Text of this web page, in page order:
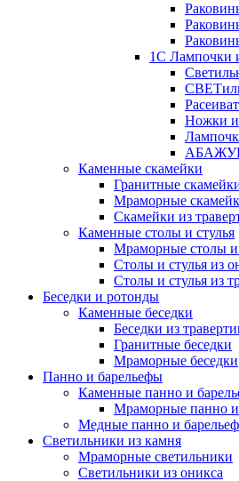
1С Лампочки
Ножки
Каменные скамейки
Гранитные
Мраморные
Скамейки из
Каменные столы и стулья
Мраморные столы и
Столы и стулья из
Столы и стулья из
Беседки и ротонды
Каменные беседки
Беседки из
Гранитные беседки
Мраморные беседки
Панно и барельефы
Каменные панно и
Мраморные панно
Медные панно и
Светильники из камня
Мраморные светильники
Светильники из оникса